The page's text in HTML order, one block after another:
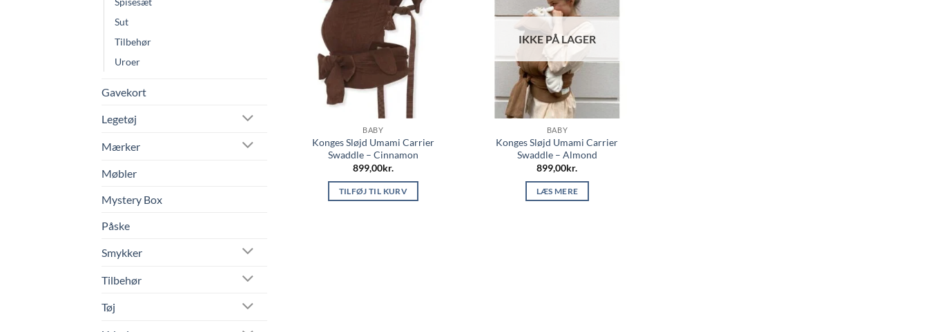
Sut
Tilbehør
Uroer
Gavekort
Legetøj
Mærker
Møbler
Mystery Box
Påske
Smykker
Tilbehør
Tøj
BABY
Konges Sløjd Umami Carrier
Swaddle – Cinnamon
899,00kr.
TILFØJ TIL KURV
IKKE PÅ LAGER
BABY
Konges Sløjd Umami Carrier
Swaddle – Almond
899,00kr.
LÆS MERE